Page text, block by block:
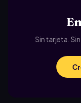
Sin tarjeta.